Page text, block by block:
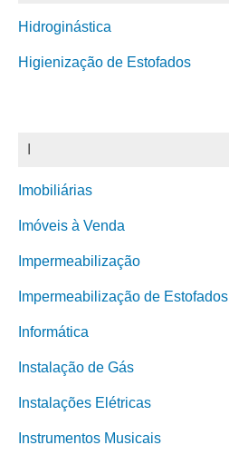
Hidroginástica
Higienização de Estofados
Imobiliárias
Imóveis à Venda
Impermeabilização
Impermeabilização de Estofados
Informática
Instalação de Gás
Instalações Elétricas
Instrumentos Musicais